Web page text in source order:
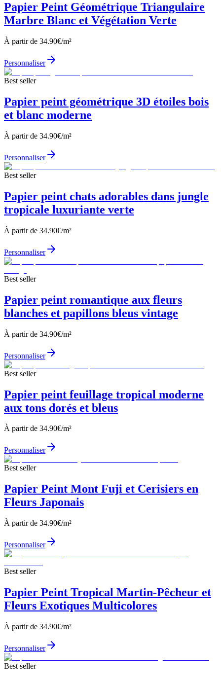
Papier Peint Géométrique Triangulaire
Marbre Blanc et Végétation Verte
À partir de 34.90€/m²
Personnaliser
Best seller
Papier peint géométrique 3D étoiles bois
et blanc moderne
À partir de 34.90€/m²
Personnaliser
Best seller
Papier peint chats adorables dans jungle
tropicale luxuriante verte
À partir de 34.90€/m²
Personnaliser
Best seller
Papier peint romantique aux fleurs
blanches et papillons bleus vintage
À partir de 34.90€/m²
Personnaliser
Best seller
Papier peint feuillage tropical moderne
aux tons dorés et bleus
À partir de 34.90€/m²
Personnaliser
Best seller
Papier Peint Mont Fuji et Cerisiers en
Fleurs Japonais
À partir de 34.90€/m²
Personnaliser
Best seller
Papier Peint Tropical Martin-Pêcheur et
Fleurs Exotiques Multicolores
À partir de 34.90€/m²
Personnaliser
Best seller